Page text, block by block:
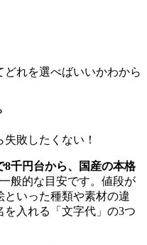
れを選べばいいかわから
敗したくない！
千円台から、国産の本格
般的な目安です。値段が
いった種類や素材の違
入れる「文字代」の3つ